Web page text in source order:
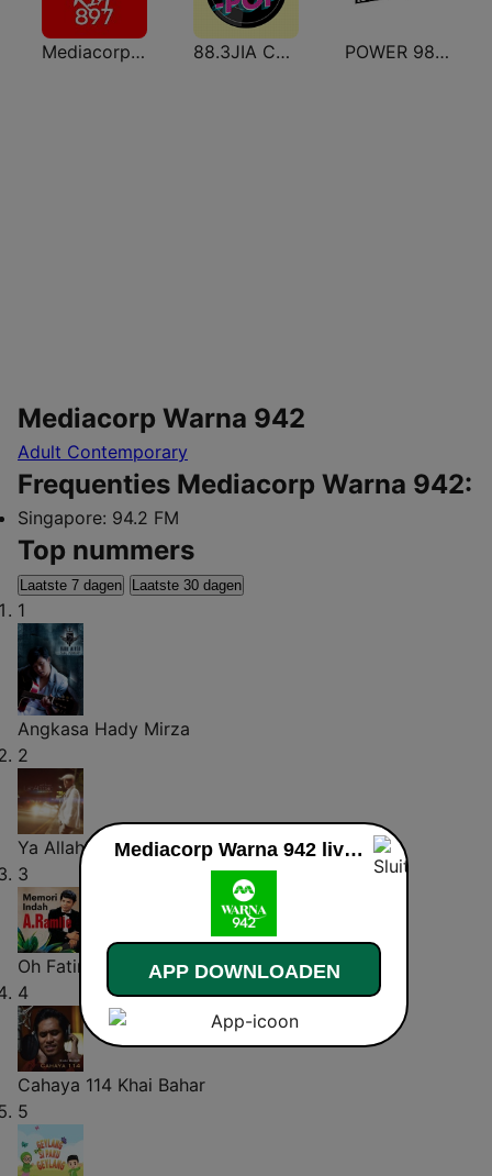
Mediacorp Ria 897 88.3JIA CANTO POP POWER 98 LOVE SONGS
Mediacorp Warna 942
Adult Contemporary
Frequenties Mediacorp Warna 942:
Singapore: 94.2 FM
Top nummers
Laatste 7 dagen Laatste 30 dagen
1
Angkasa Hady Mirza
2
Ya Allah Lah Ahmad
3
Oh Fatimah
A. Ramlie
4
Cahaya 114 Khai Bahar
5
Mediacorp Warna 942 live luisteren
APP DOWNLOADEN